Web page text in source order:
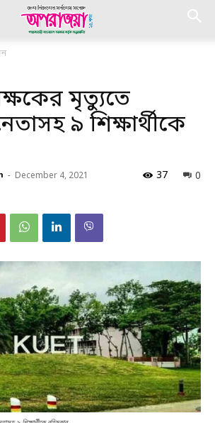
মৃত্যুতে
৯ শিক্ষার্থীকে
- December 4, 2021 0
37